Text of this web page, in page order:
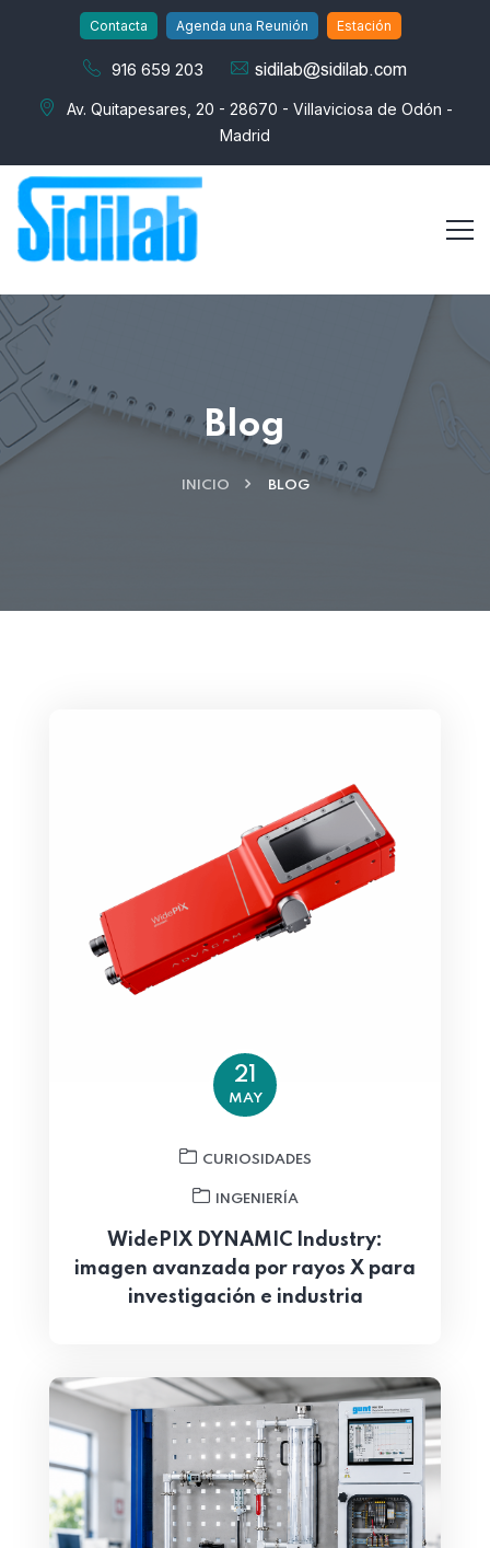
Contacta Agenda una Reunión Estación
916 659 203
Av. Quitapesares, 20 - 28670 - Villaviciosa de Odón -
Madrid
Blog
INICIO BLOG
21
MAY
CURIOSIDADES
INGENIERÍA
WidePIX DYNAMIC Industry:
imagen avanzada por rayos X para
investigación e industria